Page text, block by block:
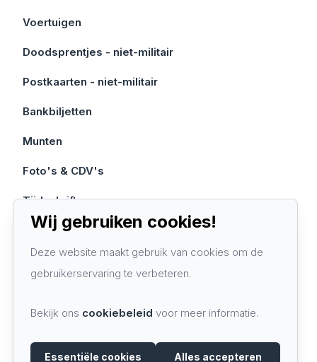
Voertuigen
Doodsprentjes - niet-militair
Postkaarten - niet-militair
Bankbiljetten
Munten
Foto's & CDV's
Tijdschriften
Privacy policy
Wij gebruiken cookies!
Deze website maakt gebruik van cookies om de
gebruikerservaring te verbeteren.
Bekijk ons cookiebeleid voor meer informatie.
Essentiële cookies Alles accepteren